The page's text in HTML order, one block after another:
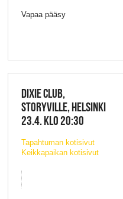
Vapaa pääsy
DIXIE CLUB,
STORYVILLE, HELSINKI
23.4. KLO 20:30
Tapahtuman kotisivut
Keikkapaikan kotisivut